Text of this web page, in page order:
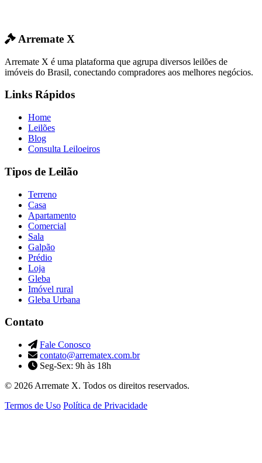
Arremate X
Arremate X é uma plataforma que agrupa diversos leilões de
imóveis do Brasil, conectando compradores aos melhores negócios.
Links Rápidos
Home
Leilões
Blog
Consulta Leiloeiros
Tipos de Leilão
Terreno
Casa
Apartamento
Comercial
Sala
Galpão
Prédio
Loja
Gleba
Imóvel rural
Gleba Urbana
Contato
Fale Conosco
contato@arrematex.com.br
Seg-Sex: 9h às 18h
© 2026 Arremate X. Todos os direitos reservados.
Termos de Uso Política de Privacidade